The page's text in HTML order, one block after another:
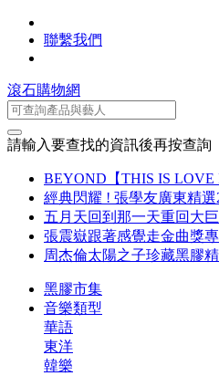
聯繫我們
滾石購物網
請輸入要查找的資訊後再按查詢
BEYOND【THIS IS LOVE
經典閃耀 ! 張學友廣東精
五月天回到那一天重回大
張震嶽跟著感覺走金曲獎
周杰倫太陽之子珍藏黑膠精
黑膠市集
音樂類型
華語
東洋
韓樂